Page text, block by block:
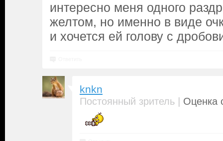
интересно меня одного
желтом, но именно в виде
и хочется ей голову с
knkn
Постоянный зритель | Оценка